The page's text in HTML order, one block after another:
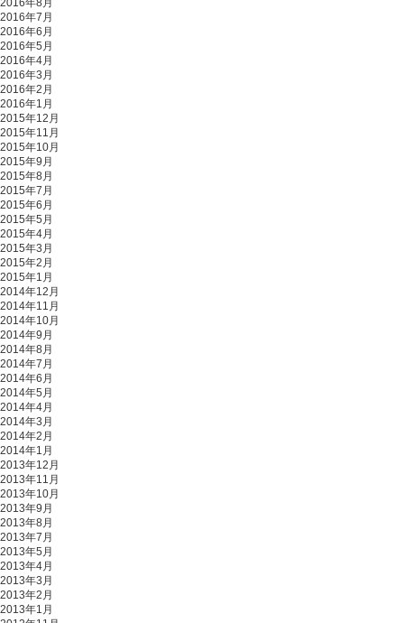
2016年8月
2016年7月
2016年6月
2016年5月
2016年4月
2016年3月
2016年2月
2016年1月
2015年12月
2015年11月
2015年10月
2015年9月
2015年8月
2015年7月
2015年6月
2015年5月
2015年4月
2015年3月
2015年2月
2015年1月
2014年12月
2014年11月
2014年10月
2014年9月
2014年8月
2014年7月
2014年6月
2014年5月
2014年4月
2014年3月
2014年2月
2014年1月
2013年12月
2013年11月
2013年10月
2013年9月
2013年8月
2013年7月
2013年5月
2013年4月
2013年3月
2013年2月
2013年1月